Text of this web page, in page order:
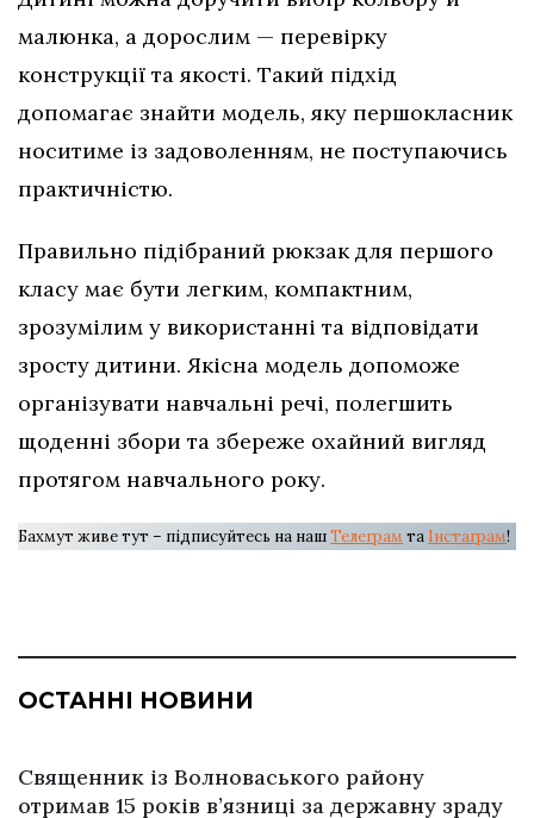
малюнка, а дорослим — перевірку
конструкції та якості. Такий підхід
допомагає знайти модель, яку першокласник
носитиме із задоволенням, не поступаючись
практичністю.
Правильно підібраний рюкзак для першого
класу має бути легким, компактним,
зрозумілим у використанні та відповідати
зросту дитини. Якісна модель допоможе
організувати навчальні речі, полегшить
щоденні збори та збереже охайний вигляд
протягом навчального року.
Бахмут живе тут – підписуйтесь на нашТелеграм та Інстаграм!
ОСТАННІ НОВИНИ
Священник із Волноваського району
отримав 15 років в’язниці за державну зраду